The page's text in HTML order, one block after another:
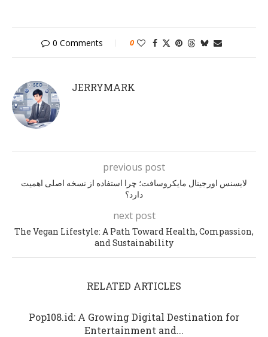
0 Comments 0
JERRYMARK
previous post
لایسنس اورجینال مایکروسافت؛ چرا استفاده از نسخه اصلی اهمیت
دارد؟
next post
The Vegan Lifestyle: A Path Toward Health, Compassion,
and Sustainability
RELATED ARTICLES
Pop108.id: A Growing Digital Destination for
Entertainment and...